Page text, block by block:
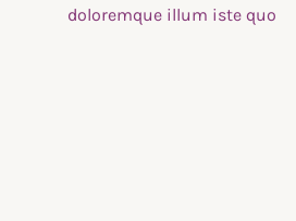
doloremque illum iste quo